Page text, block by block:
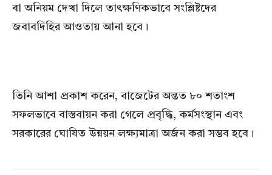
বা অনিয়ম দেখা দিলে তাৎক্ষণিকভাবে সংশ্লিষ্টদের
জবাবদিহির আওতায় আনা হবে।
তিনি আশা প্রকাশ করেন, বাজেটের অন্তত ৮০ শতাংশ
সফলভাবে বাস্তবায়ন করা গেলে প্রবৃদ্ধি, কর্মসংস্থান এবং
সরকারের ঘোষিত উন্নয়ন লক্ষ্যমাত্রা অর্জন করা সম্ভব হবে।